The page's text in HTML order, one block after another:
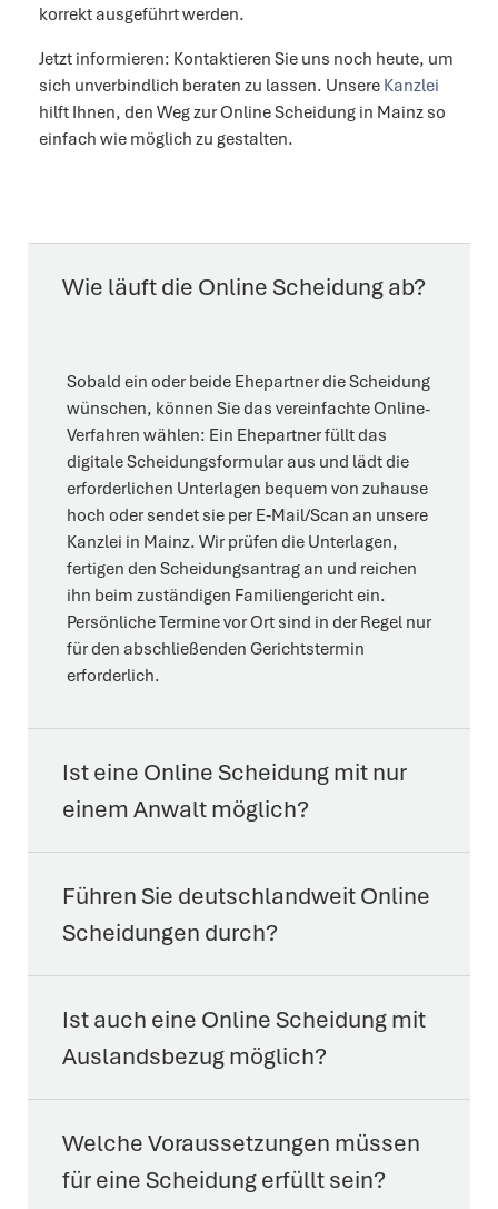
korrekt ausgeführt werden.
Jetzt informieren: Kontaktieren Sie uns noch heute, um
sich unverbindlich beraten zu lassen. Unsere Kanzlei
hilft Ihnen, den Weg zur Online Scheidung in Mainz so
einfach wie möglich zu gestalten.
Wie läuft die Online Scheidung ab?
Sobald ein oder beide Ehepartner die Scheidung
wünschen, können Sie das vereinfachte Online-
Verfahren wählen: Ein Ehepartner füllt das
digitale Scheidungsformular aus und lädt die
erforderlichen Unterlagen bequem von zuhause
hoch oder sendet sie per E‑Mail/Scan an unsere
Kanzlei in Mainz. Wir prüfen die Unterlagen,
fertigen den Scheidungsantrag an und reichen
ihn beim zuständigen Familiengericht ein.
Persönliche Termine vor Ort sind in der Regel nur
für den abschließenden Gerichtstermin
erforderlich.
Ist eine Online Scheidung mit nur
einem Anwalt möglich?
Führen Sie deutschlandweit Online
Scheidungen durch?
Ist auch eine Online Scheidung mit
Auslandsbezug möglich?
Welche Voraussetzungen müssen
für eine Scheidung erfüllt sein?